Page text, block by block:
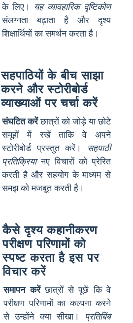
के लिए। यह व्यावहारिक दृष्टिकोण
संलग्नता बढ़ाता है और दृश्य
शिक्षार्थियों का समर्थन करता है।
सहपाठियों के बीच साझा
करने और स्टोरीबोर्ड
व्याख्याओं पर चर्चा करें
संघटित करेंछात्रों को जोड़े या छोटे
समूहों में रखें ताकि वे अपने
स्टोरीबोर्ड प्रस्तुत करें। सहपाठी
प्रतिक्रियानए विचारों को प्रेरित
करती है और सहयोग के माध्यम से
समझ को मजबूत करती है।
कैसे दृश्य कहानीकरण
परीक्षण परिणामों को
स्पष्ट करता है इस पर
विचार करें
समापन करेंछात्रों से पूछें कि वे
परीक्षण परिणामों का कल्पना करने
से उन्होंने क्या सीखा। प्रतिबिंब